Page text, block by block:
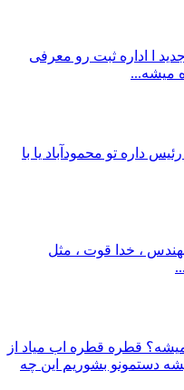
ا اداره ثبت‌ رو معرفی
میشه...
داره تو محمودآباد یا با
، خدا قوت ، مثل
قطره قطره اب میاد از
دستمونو بشوریم این چه